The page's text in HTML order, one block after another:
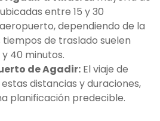
entre 15 y 30
dependiendo de la
tiempos de traslado suelen
40 minutos.
de Agadir: El viaje de
distancias y duraciones,
planificación predecible.